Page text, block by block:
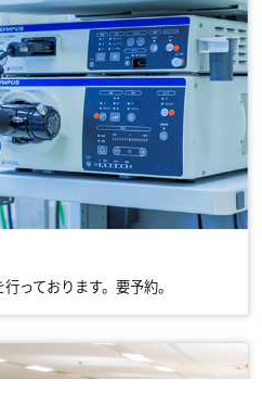
っております。要予約。